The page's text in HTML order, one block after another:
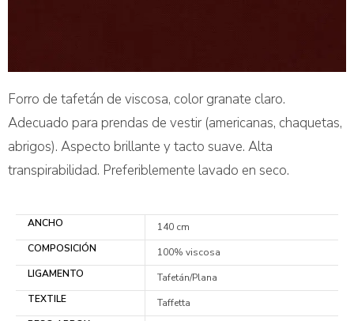
Forro de tafetán de viscosa, color granate claro.
Adecuado para prendas de vestir (americanas, chaquetas,
abrigos). Aspecto brillante y tacto suave. Alta
transpirabilidad. Preferiblemente lavado en seco.
ANCHO
140 cm
COMPOSICIÓN
100% viscosa
LIGAMENTO
Tafetán/Plana
TEXTILE
Taffetta